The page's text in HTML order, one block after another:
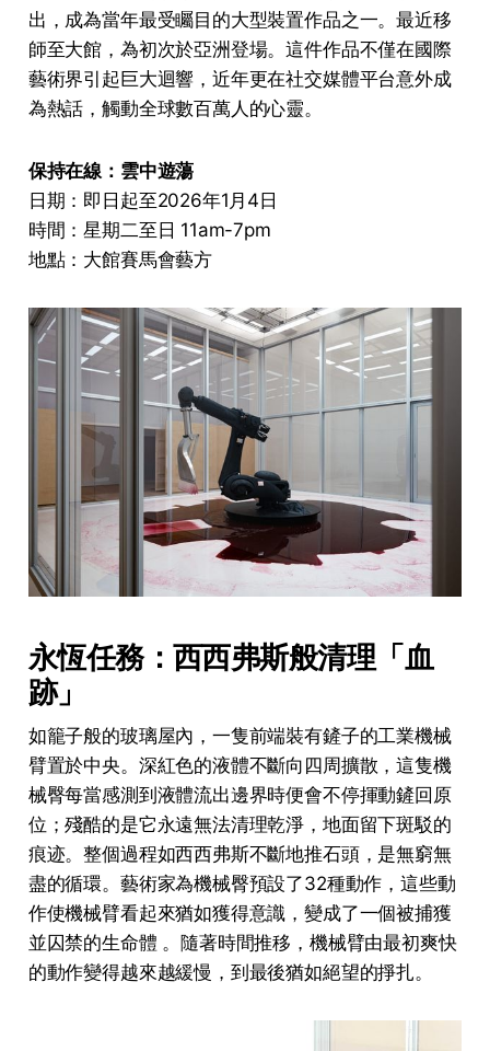
出，成為當年最受矚目的大型裝置作品之一。最近移
師至大館，為初次於亞洲登場。這件作品不僅在國際
藝術界引起巨大迴響，近年更在社交媒體平台意外成
為熱話，觸動全球數百萬人的心靈。
保持在線：雲中遊蕩
日期：即日起至2026年1月4日
時間：星期二至日 11am-7pm
地點：大館賽馬會藝方
永恆任務：西西弗斯般清理「血
跡」
如籠子般的玻璃屋內，一隻前端裝有鏟子的工業機械
臂置於中央。深紅色的液體不斷向四周擴散，這隻機
械臀每當感測到液體流出邊界時便會不停揮動鏟回原
位；殘酷的是它永遠無法清理乾淨，地面留下斑駁的
痕迹。整個過程如西西弗斯不斷地推石頭，是無窮無
盡的循環。藝術家為機械臀預設了32種動作，這些動
作使機械臂看起來猶如獲得意識，變成了一個被捕獲
並囚禁的生命體 。隨著時間推移，機械臂由最初爽快
的動作變得越來越緩慢，到最後猶如絕望的掙扎。